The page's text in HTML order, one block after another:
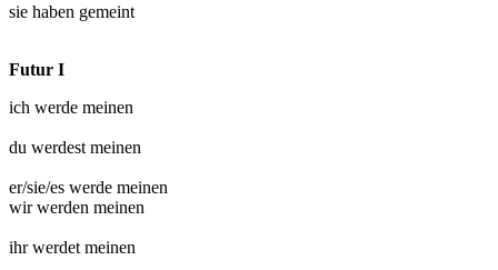
sie haben gemeint
Futur I
ich werde meinen
du werdest meinen
er/sie/es werde meinen
wir werden meinen
ihr werdet meinen